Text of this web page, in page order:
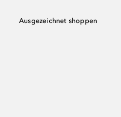
Ausgezeichnet shoppen